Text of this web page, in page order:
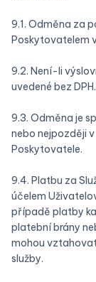
9.1. Odměna za
Poskytovatelem
9.2. Není-li
uvedené bez DPH.
9.3. Odměna je
nebo nejpozději
Poskytovatele.
9.4. Platbu za
účelem
případě platby
platební brány
mohou
služby.